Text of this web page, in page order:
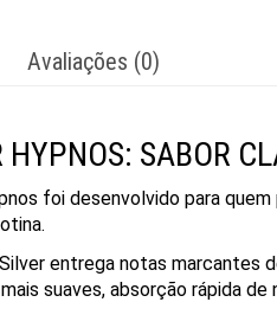
Avaliações (0)
HYPNOS: SABOR
foi desenvolvido para
entrega notas marcantes
suaves, absorção rápida